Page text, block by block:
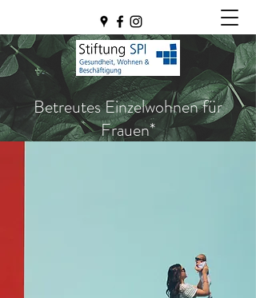
Betreutes Einzelwohnen für
Frauen*